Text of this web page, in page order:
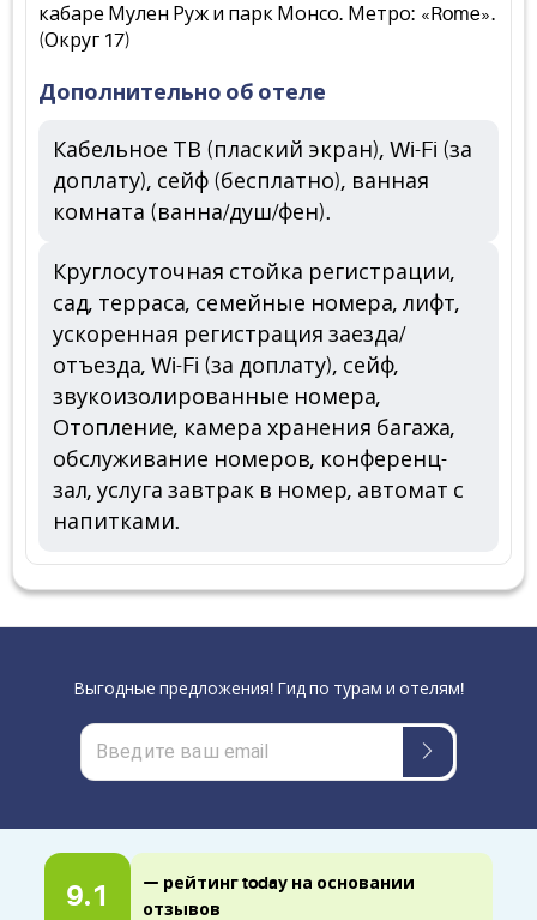
кабаре Мулен Руж и парк Монсо. Метро: «Rome».
(Округ 17)
Дополнительно об отеле
Кабельное ТВ (плаский экран), Wi-Fi (за
доплату), сейф (бесплатно), ванная
комната (ванна/душ/фен).
Круглосуточная стойка регистрации,
сад, терраса, семейные номера, лифт,
ускоренная регистрация заезда/
отъезда, Wi-Fi (за доплату), сейф,
звукоизолированные номера,
Отопление, камера хранения багажа,
обслуживание номеров, конференц-
зал, услуга завтрак в номер, автомат с
напитками.
9.1
— рейтинг today на основании
отзывов
Выгодные предложения! Гид по турам и отелям!